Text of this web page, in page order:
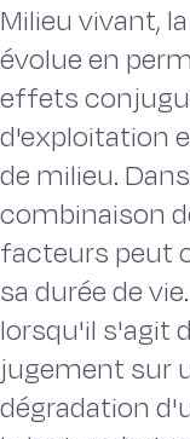
Milieu vivant,
évolue en
effets
d'exploitation
de milieu.
combinaison
facteurs peut
sa durée de
lorsqu'il s'agit
jugement sur
dégradation